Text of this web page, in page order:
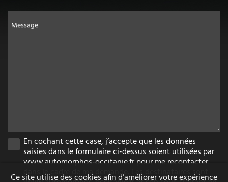
Message
En cochant cette case, j’accepte que les données
saisies dans le formulaire ci-dessus soient utilisées par
www.automorphos-occitanie.fr pour me recontacter
dans le cadre de ma demande. Les destinataires sont
Ce site utilise des cookies afin d’améliorer votre expérience